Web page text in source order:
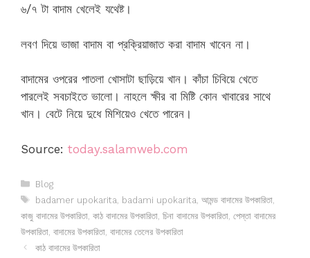
৬/৭ টা বাদাম খেলেই যথেষ্ট।
লবণ দিয়ে ভাজা বাদাম বা প্রক্রিয়াজাত করা বাদাম খাবেন না।
বাদামের ওপরের পাতলা খোসাটা ছাড়িয়ে খান। কাঁচা চিবিয়ে খেতে
পারলেই সবচাইতে ভালো। নাহলে ক্ষীর বা মিষ্টি কোন খাবারের সাথে
খান। বেটে নিয়ে দুধে মিশিয়েও খেতে পারেন।
Source: today.salamweb.com
Categories
Blog
Tags
badamer upokarita badami upokarita আমন্ড বাদামের উপকারিতা,
কাজু বাদামের উপকারিতা কাঠ বাদামের উপকারিতা চিনা বাদামের উপকারিতা পেস্তা বাদামের
উপকারিতা বাদামের উপকারিতা বাদামের তেলের উপকারিতা
কাঠ বাদামের উপকারিতা